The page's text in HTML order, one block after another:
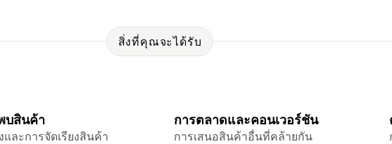
สิ่งที่คุณจะได้รับ
บสินค้า
และการจัดเรียงสินค้า
การตลาดและคอนเวอร์ชัน
การเสนอสินค้าอื่นที่คล้ายกัน